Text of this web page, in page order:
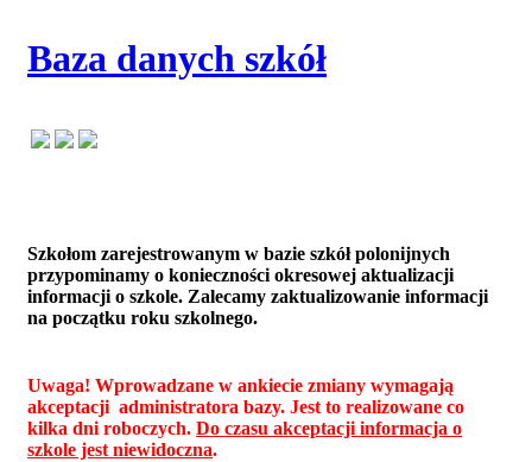
Baza danych szkół
Szkołom zarejestrowanym w bazie szkół polonijnych
przypominamy o konieczności okresowej aktualizacji
informacji o szkole. Zalecamy zaktualizowanie informacji
na początku roku szkolnego.
Uwaga! Wprowadzane w ankiecie zmiany wymagają
akceptacji administratora bazy. Jest to realizowane co
kilka dni roboczych. Do czasu akceptacji informacja o
szkole jest niewidoczna.